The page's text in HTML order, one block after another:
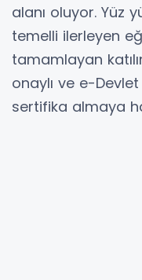
alanı oluyor. Yüz
temelli ilerleyen
tamamlayan
onaylı ve e-
sertifika almaya